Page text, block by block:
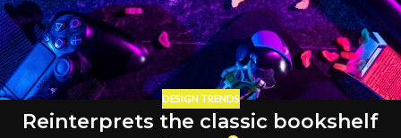
DESIGN TRENDS
Reinterprets the classic bookshelf